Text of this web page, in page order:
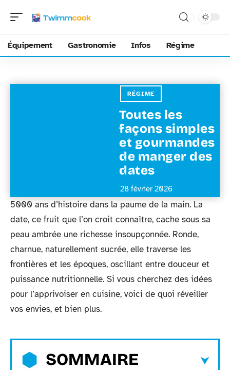
Équipement Gastronomie Infos Régime
RÉGIME
Toutes les
façons simples
et gourmandes
de manger des
dates
28 février 2026
5000 ans d’histoire dans la paume de la main. La
date, ce fruit que l’on croit connaître, cache sous sa
peau ambrée une richesse insoupçonnée. Ronde,
charnue, naturellement sucrée, elle traverse les
frontières et les époques, oscillant entre douceur et
puissance nutritionnelle. Si vous cherchez des idées
pour l’apprivoiser en cuisine, voici de quoi réveiller
vos envies, et bien plus.
SOMMAIRE